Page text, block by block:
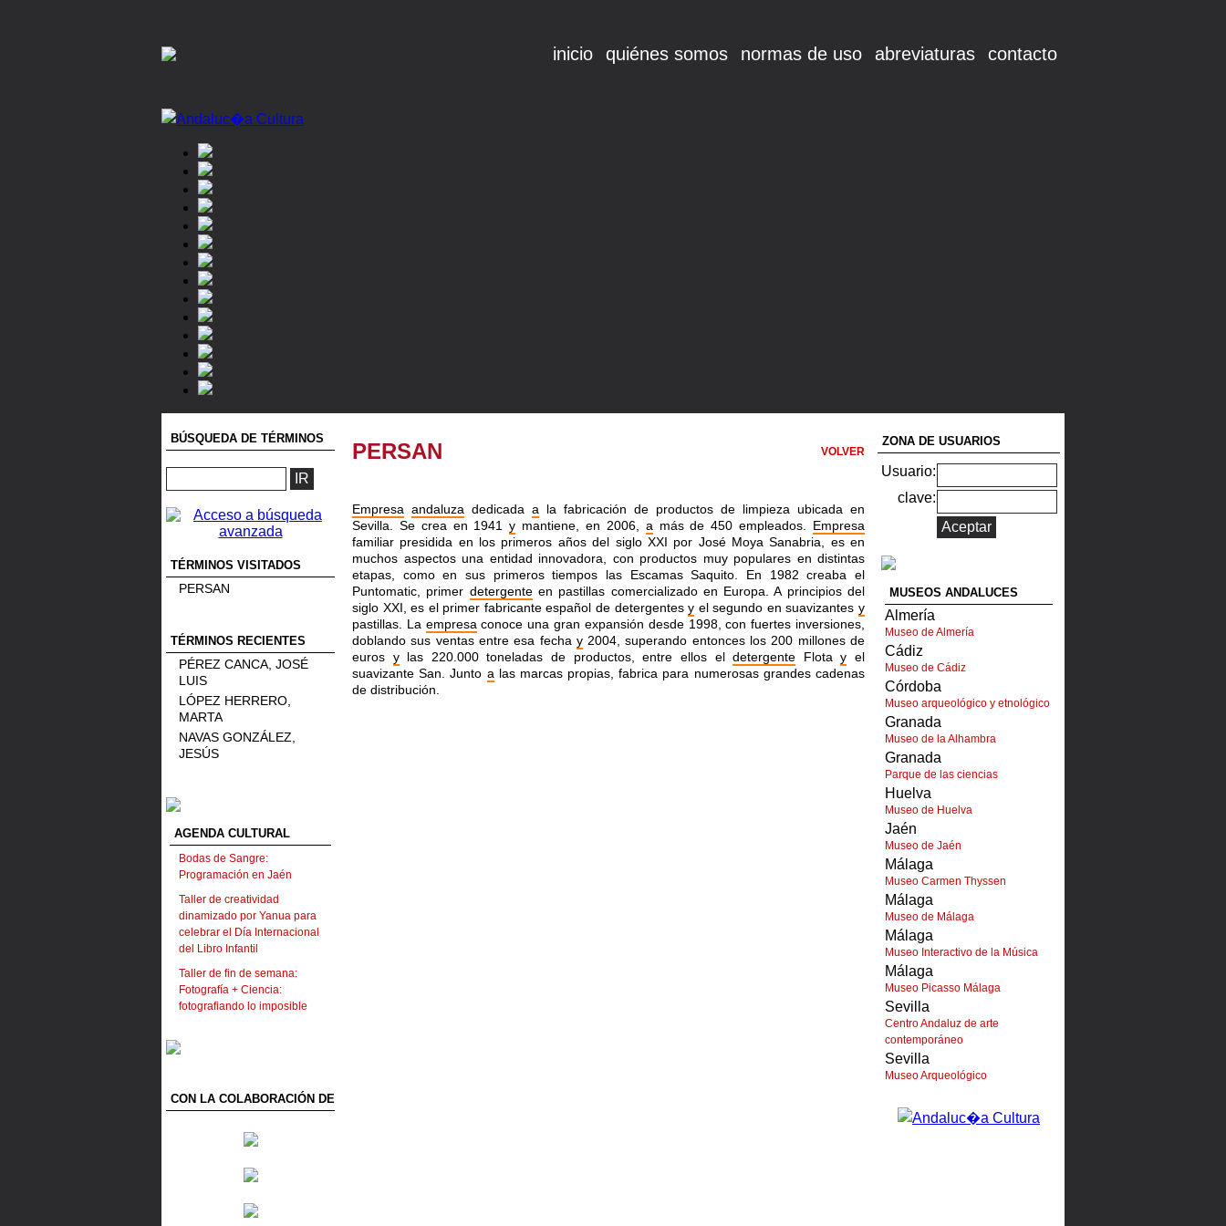
inicio quiénes somos normas de uso abreviaturas contacto
BÚSQUEDA DE TÉRMINOS
TÉRMINOS VISITADOS
PERSAN
TÉRMINOS RECIENTES
PÉREZ CANCA, JOSÉ
LUIS
LÓPEZ HERRERO,
MARTA
NAVAS GONZÁLEZ,
JESÚS
AGENDA CULTURAL
Bodas de Sangre:
Programación en Jaén
Taller de creatividad
dinamizado por Yanua para
celebrar el Día Internacional
del Libro Infantil
Taller de fin de semana:
Fotografía + Ciencia:
fotografiando lo imposible
CON LA COLABORACIÓN DE
PERSAN VOLVER
Empresa andaluza dedicada a la fabricación de productos de limpieza ubicada en
Sevilla. Se crea en 1941y mantiene, en 2006, a más de 450 empleados. Empresa
familiar presidida en los primeros años del siglo XXI por José Moya Sanabria, es en
muchos aspectos una entidad innovadora, con productos muy populares en distintas
etapas, como en sus primeros tiempos las Escamas Saquito. En 1982 creaba el
Puntomatic, primer detergenteen pastillas comercializado en Europa. A principios del
siglo XXI, es el primer fabricante español de detergentesy el segundo en suavizantesy
pastillas. La empresa conoce una gran expansión desde 1998, con fuertes inversiones,
doblando sus ventas entre esa fecha y2004, superando entonces los 200 millones de
euros ylas 220.000 toneladas de productos, entre ellos eldetergente Flotay el
suavizante San. Junto a las marcas propias, fabrica para numerosas grandes cadenas
de distribución.
ZONA DE USUARIOS
Usuario:
clave:
MUSEOS ANDALUCES
Almería
Museo de Almería
Cádiz
Museo de Cádiz
Córdoba
Museo arqueológico y etnológico
Granada
Museo de la Alhambra
Granada
Parque de las ciencias
Huelva
Museo de Huelva
Jaén
Museo de Jaén
Málaga
Museo Carmen Thyssen
Málaga
Museo de Málaga
Málaga
Museo Interactivo de la Música
Málaga
Museo Picasso Málaga
Sevilla
Centro Andaluz de arte
contemporáneo
Sevilla
Museo Arqueológico